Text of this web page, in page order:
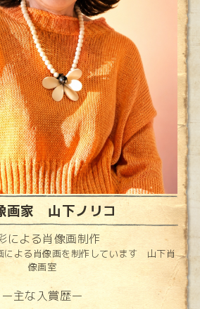
画家 山下ノリコ
による肖像画制作
による肖像画を制作しています 山下肖
像画室
ー主な入賞歴ー